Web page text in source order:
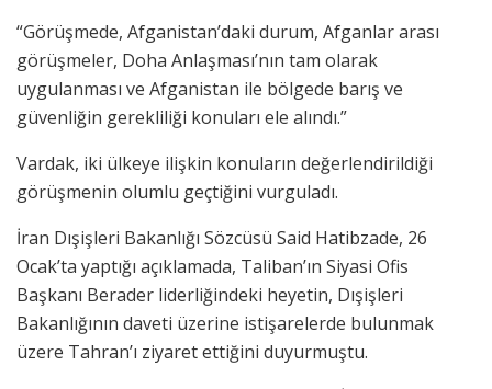
“Görüşmede, Afganistan’daki durum, Afganlar arası
görüşmeler, Doha Anlaşması’nın tam olarak
uygulanması ve Afganistan ile bölgede barış ve
güvenliğin gerekliliği konuları ele alındı.”
Vardak, iki ülkeye ilişkin konuların değerlendirildiği
görüşmenin olumlu geçtiğini vurguladı.
İran Dışişleri Bakanlığı Sözcüsü Said Hatibzade, 26
Ocak’ta yaptığı açıklamada, Taliban’ın Siyasi Ofis
Başkanı Berader liderliğindeki heyetin, Dışişleri
Bakanlığının daveti üzerine istişarelerde bulunmak
üzere Tahran’ı ziyaret ettiğini duyurmuştu.